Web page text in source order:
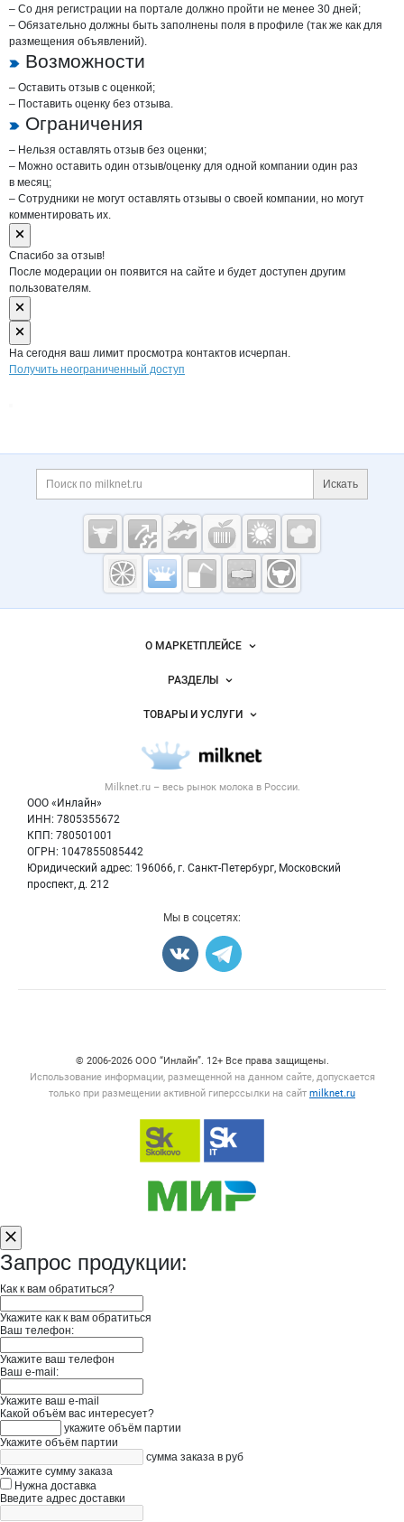
– Со дня регистрации на портале должно пройти не менее 30 дней;
– Обязательно должны быть заполнены поля в профиле (так же как для
размещения объявлений).
Возможности
– Оставить отзыв с оценкой;
– Поставить оценку без отзыва.
Ограничения
– Нельзя оставлять отзыв без оценки;
– Можно оставить один отзыв/оценку для одной компании один раз
в месяц;
– Сотрудники не могут оставлять отзывы о своей компании, но могут
комментировать их.
Спасибо за отзыв!
После модерации он появится на сайте и будет доступен другим
пользователям.
На сегодня ваш лимит просмотра контактов исчерпан.
Получить неограниченный доступ
Дополнительная информация
Поиск по сайту и
Искать
Cсылки на полезные проекты
Молочная
промышленность
Milknet.ru
Важные разделы и контакты
Milknet.ru – весь рынок молокав России.
ООО «Инлайн»
ИНН: 7805355672
КПП: 780501001
ОГРН: 1047855085442
Юридический адрес: 196066, г. Санкт-Петербург, Московский
проспект, д. 212
Навигация по сайтуО МАРКЕТПЛЕЙСЕ
Новости Milknet.ru
Размещение рекламы
Публичная оферта
Контактная информация
Политика обработки персональных данных
РАЗДЕЛЫ
Объявления
Новости рынка
ТОВАРЫ И УСЛУГИ
Молочная продукция
Вторичное сырье
Оборудование
Мы в соцсетях:
© 2006‑2026 ООО “Инлайн”. 12+ Все права защищены.
Использование информации, размещенной на данном сайте, допускается
только при размещении активной гиперссылки на сайт milknet.ru
Запрос продукции:
Как к вам обратиться?
Укажите как к вам обратиться
Ваш телефон:
Укажите ваш телефон
Ваш e-mail:
Укажите ваш e-mail
Какой объём вас интересует?
укажите объём партии
Укажите объём партии
сумма заказа в руб
Укажите сумму заказа
Нужна доставка
Введите адрес доставки